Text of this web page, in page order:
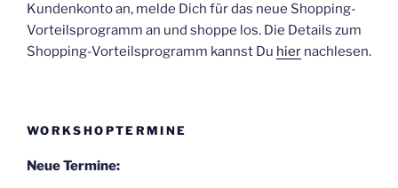
Kundenkonto an, melde Dich für das neue Shopping-
Vorteilsprogramm an und shoppe los. Die Details zum
Shopping-Vorteilsprogramm kannst Du hier nachlesen.
WORKSHOPTERMINE
Neue Termine: